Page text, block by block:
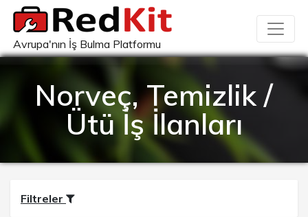
Avrupa'nın İş Bulma Platformu
Norveç, Temizlik /
Ütü İş İlanları
Filtreler